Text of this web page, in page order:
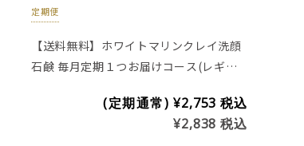
定期便
【送料無料】ホワイトマリンクレイ洗顔
石鹸 毎月定期１つお届けコース(レギュ
(定期通常) ¥2,753税込
¥2,838税込